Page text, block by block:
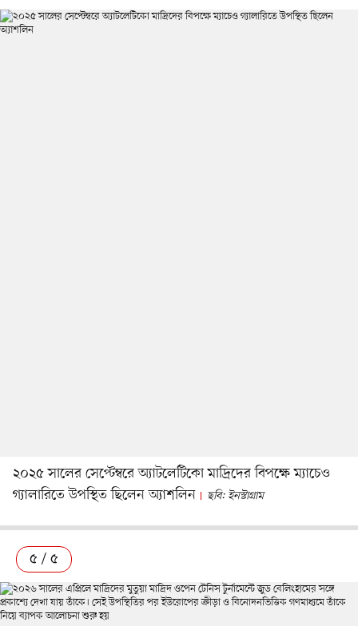
২০২৫ সালের সেপ্টেম্বরে অ্যাটলেটিকো মাদ্রিদের বিপক্ষে ম্যাচেও
গ্যালারিতে উপস্থিত ছিলেন অ্যাশলিন
ছবি: ইনস্টাগ্রাম
৫ / ৫